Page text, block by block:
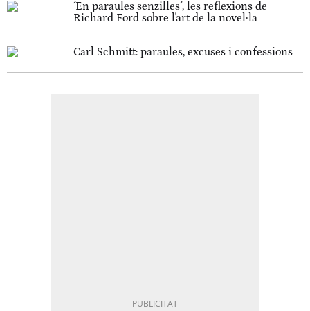
´En paraules senzilles´, les reflexions de
Richard Ford sobre l'art de la novel·la
Carl Schmitt: paraules, excuses i confessions